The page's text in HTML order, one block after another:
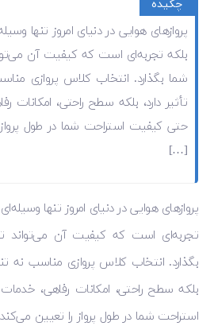
چکیده
پروازهای هوایی در دنیای امروز تنها
بلکه تجربه‌ای است که کیفیت آن
شما بگذارد. انتخاب کلاس پروازی
تأثیر دارد، بلکه سطح راحتی، امکانات
حتی کیفیت استراحت شما در طول
[…]
پروازهای هوایی در دنیای امروز تنها
تجربه‌ای است که کیفیت آن می‌تواند
بگذارد. انتخاب کلاس پروازی مناسب نه
بلکه سطح راحتی، امکانات رفاهی،
استراحت شما در طول پرواز را تعیین